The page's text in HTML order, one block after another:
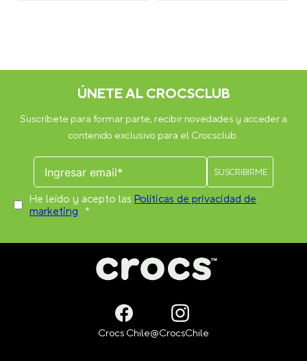
Otros usuarios también compraron
NEGRO CROCS
CROCS
4990